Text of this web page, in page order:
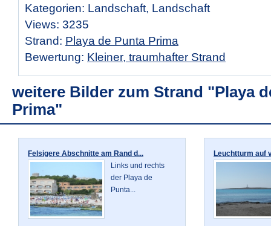
Kategorien: Landschaft, Landschaft
Views: 3235
Strand: Playa de Punta Prima
Bewertung: Kleiner, traumhafter Strand
weitere Bilder zum Strand "Playa
Prima"
Felsigere Abschnitte am Rand d...
Links und rechts
der Playa de
Punta...
Leuchtturm auf